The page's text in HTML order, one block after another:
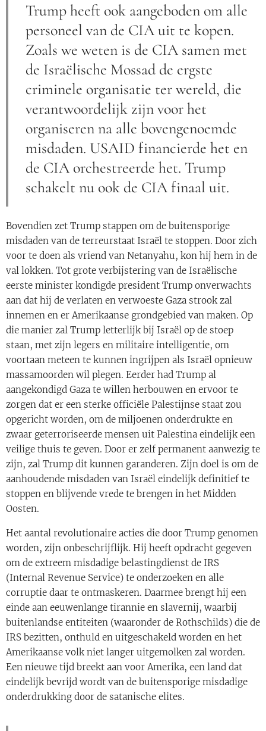
Trump heeft ook aangeboden om alle
personeel van de CIA uit te kopen.
Zoals we weten is de CIA samen met
de Israëlische Mossad de ergste
criminele organisatie ter wereld, die
verantwoordelijk zijn voor het
organiseren na alle bovengenoemde
misdaden. USAID financierde het en
de CIA orchestreerde het. Trump
schakelt nu ook de CIA finaal uit.
Bovendien zet Trump stappen om de buitensporige
misdaden van de terreurstaat Israël te stoppen. Door zich
voor te doen als vriend van Netanyahu, kon hij hem in de
val lokken. Tot grote verbijstering van de Israëlische
eerste minister kondigde president Trump onverwachts
aan dat hij de verlaten en verwoeste Gaza strook zal
innemen en er Amerikaanse grondgebied van maken. Op
die manier zal Trump letterlijk bij Israël op de stoep
staan, met zijn legers en militaire intelligentie, om
voortaan meteen te kunnen ingrijpen als Israël opnieuw
massamoorden wil plegen. Eerder had Trump al
aangekondigd Gaza te willen herbouwen en ervoor te
zorgen dat er een sterke officiële Palestijnse staat zou
opgericht worden, om de miljoenen onderdrukte en
zwaar geterroriseerde mensen uit Palestina eindelijk een
veilige thuis te geven. Door er zelf permanent aanwezig te
zijn, zal Trump dit kunnen garanderen. Zijn doel is om de
aanhoudende misdaden van Israël eindelijk definitief te
stoppen en blijvende vrede te brengen in het Midden
Oosten.
Het aantal revolutionaire acties die door Trump genomen
worden, zijn onbeschrijflijk. Hij heeft opdracht gegeven
om de extreem misdadige belastingdienst de IRS
(Internal Revenue Service) te onderzoeken en alle
corruptie daar te ontmaskeren. Daarmee brengt hij een
einde aan eeuwenlange tirannie en slavernij, waarbij
buitenlandse entiteiten (waaronder de Rothschilds) die de
IRS bezitten, onthuld en uitgeschakeld worden en het
Amerikaanse volk niet langer uitgemolken zal worden.
Een nieuwe tijd breekt aan voor Amerika, een land dat
eindelijk bevrijd wordt van de buitensporige misdadige
onderdrukking door de satanische elites.